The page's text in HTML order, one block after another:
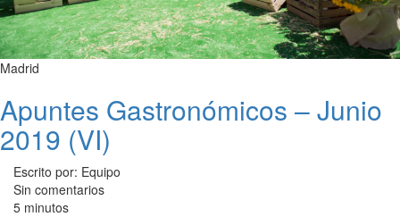
Madrid
Apuntes Gastronómicos – Junio
2019 (VI)
Escrito por: Equipo
Sin comentarios
5 minutos